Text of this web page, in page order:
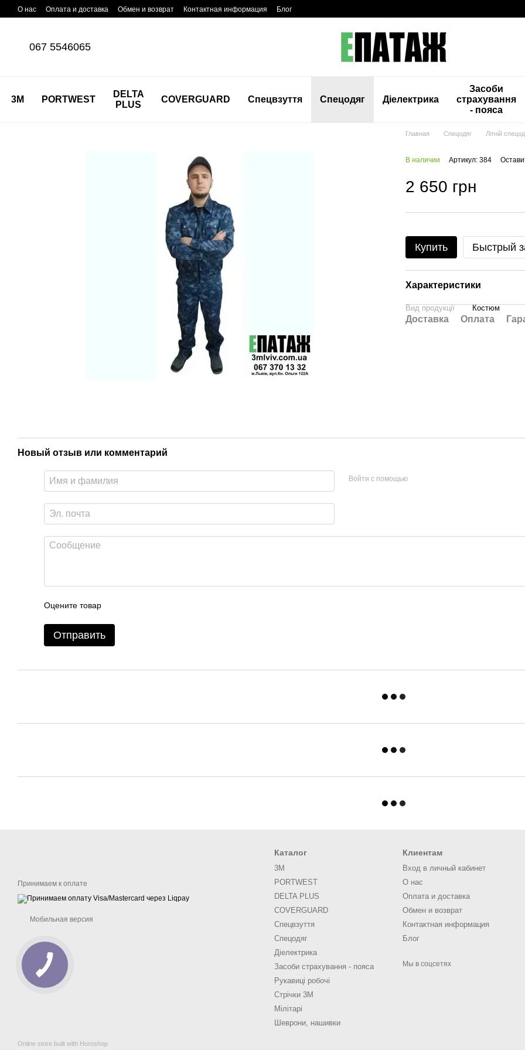
Перейти к основному контенту
О нас Оплата и доставка Обмен и возврат Контактная информация Блог
067 5546065
3M PORTWEST
DELTA
PLUS
COVERGUARD Спецвзуття Спецодяг Діелектрика
Засоби
страхування
- пояса
Главная Спецодяг Літній
В наличии Артикул: 384
2 650 грн
Купить Быстрый
Характеристики
Вид продукції Костюм
Доставка Оплата
Новый отзыв или комментарий
Войти с помощью
Оцените товар
Отправить
Принимаем к оплате
Мобильная версия
Online store built with Horoshop
Каталог
3M
PORTWEST
DELTA PLUS
COVERGUARD
Спецвзуття
Спецодяг
Діелектрика
Засоби страхування - пояса
Рукавиці робочі
Стрічки 3М
Мілітарі
Шеврони, нашивки
Клиентам
Вход в личный кабинет
О нас
Оплата и доставка
Обмен и возврат
Контактная информация
Блог
Мы в соцсетях